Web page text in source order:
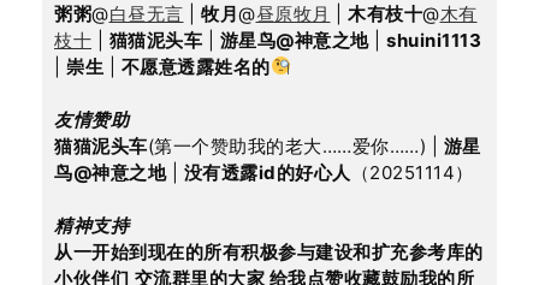
粥粥@白昼无言 牧月@昼原牧月 木有枝十@木有
枝十
猫猫泥头车 游星鸟@神意之地 | shuini1113
崇生 不愿意透露姓名的
友情赞助
猫猫泥头车(第一个赞助我的老大……爱你……) | 游星
鸟@神意之地 | 没有透露id的好心人 （20251114）
精神支持
从一开始到现在的所有积极参与建设和扩充参考库的
小伙伴们 交流群里的大家 给我点赞收藏鼓励我的所